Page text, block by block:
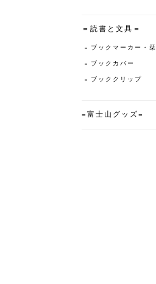
＝読書と文具＝
ブックマーカー・栞
ブックカバー
ブッククリップ
=富士山グッズ=